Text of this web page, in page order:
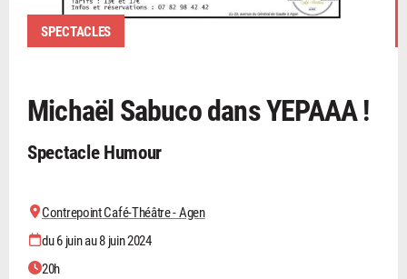
SPECTACLES
Michaël Sabuco dans YEPAAA !
Spectacle Humour
Contrepoint Café-Théâtre - Agen
du 6 juin au 8 juin 2024
20h